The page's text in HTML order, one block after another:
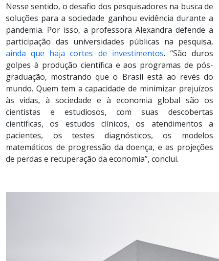
Nesse sentido, o desafio dos pesquisadores na busca de
soluções para a sociedade ganhou evidência durante a
pandemia. Por isso, a professora Alexandra defende a
participação das universidades públicas na pesquisa,
ainda que haja cortes de investimentos. “São duros
golpes à produção científica e aos programas de pós-
graduação, mostrando que o Brasil está ao revés do
mundo. Quem tem a capacidade de minimizar prejuízos
às vidas, à sociedade e à economia global são os
cientistas e estudiosos, com suas descobertas
científicas, os estudos clínicos, os atendimentos a
pacientes, os testes diagnósticos, os modelos
matemáticos de progressão da doença, e as projeções
de perdas e recuperação da economia”, conclui.